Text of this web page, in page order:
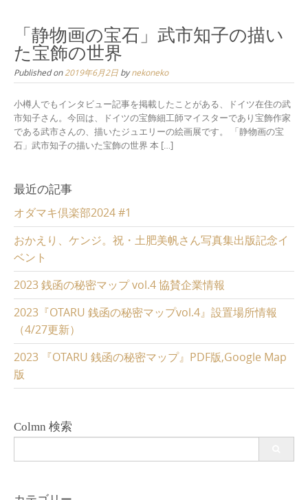
「静物画の宝石」武市知子の描い
た宝飾の世界
Published on2019年6月2日 bynekoneko
小樽人でもインタビュー記事を掲載したことがある、ドイツ在住の武
市知子さん。今回は、ドイツの宝飾細工師マイスターであり宝飾作家
である武市さんの、描いたジュエリーの絵画展です。 「静物画の宝
石」武市知子の描いた宝飾の世界 本 […]
最近の記事
オダマキ倶楽部2024 #1
おかえり、ケンジ。祝・土肥美帆さん写真集出版記念イ
ベント
2023 銭函の秘密マップ vol.4 協賛企業情報
2023『OTARU 銭函の秘密マップvol.4』設置場所情報
（4/27更新）
2023 『OTARU 銭函の秘密マップ』PDF版,Google Map
版
Colmn 検索